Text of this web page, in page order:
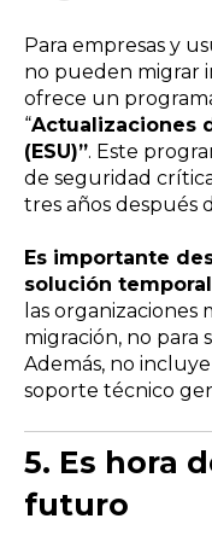
Para empresas y
no pueden migrar
ofrece un
“Actualizaciones
(ESU)”. Este
de seguridad
tres años después
Es importante
solución
las organizaciones
migración, no para
Además, no
soporte técnico
5. Es hora
futuro